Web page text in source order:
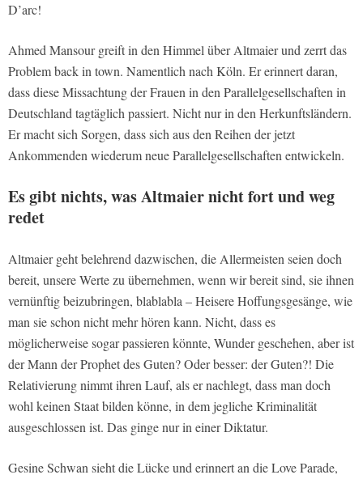
D’arc!
Ahmed Mansour greift in den Himmel über Altmaier und zerrt das
Problem back in town. Namentlich nach Köln. Er erinnert daran,
dass diese Missachtung der Frauen in den Parallelgesellschaften in
Deutschland tagtäglich passiert. Nicht nur in den Herkunftsländern.
Er macht sich Sorgen, dass sich aus den Reihen der jetzt
Ankommenden wiederum neue Parallelgesellschaften entwickeln.
Es gibt nichts, was Altmaier nicht fort und weg
redet
Altmaier geht belehrend dazwischen, die Allermeisten seien doch
bereit, unsere Werte zu übernehmen, wenn wir bereit sind, sie ihnen
vernünftig beizubringen, blablabla – Heisere Hoffungsgesänge, wie
man sie schon nicht mehr hören kann. Nicht, dass es
möglicherweise sogar passieren könnte, Wunder geschehen, aber ist
der Mann der Prophet des Guten? Oder besser: der Guten?! Die
Relativierung nimmt ihren Lauf, als er nachlegt, dass man doch
wohl keinen Staat bilden könne, in dem jegliche Kriminalität
ausgeschlossen ist. Das ginge nur in einer Diktatur.
Gesine Schwan sieht die Lücke und erinnert an die Love Parade,